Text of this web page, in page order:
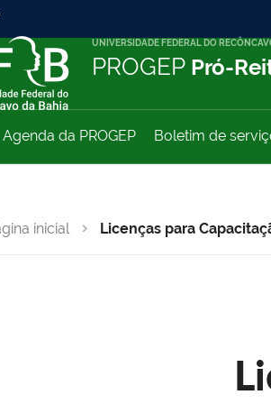
UNIVERSIDADE FEDERAL DO
PROGEP Pró-
Agenda da PROGEP Boletim de
inicial Licenças para